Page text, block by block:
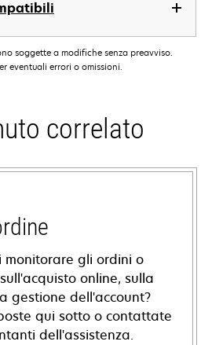
soggette a modifiche senza preavviso.
eventuali errori o omissioni.
correlato
monitorare gli ordini o
online, sulla
gestione dell'account?
qui sotto o contattate
dell'assistenza.